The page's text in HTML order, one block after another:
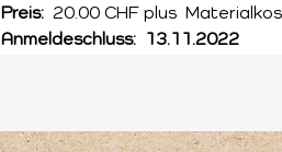
Preis: 20.00 CHF plus
Anmeldeschluss: 13.11.2022